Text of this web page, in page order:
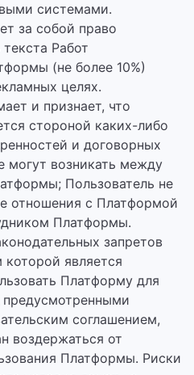
системами.
за собой право
Работ
(не более 10%)
целях.
и признает, что
стороной каких-либо
и договорных
могут возникать между
Пользователь не
отношения с Платформой
Платформы.
запретов
является
Платформу для
соглашением,
воздержаться от
Платформы. Риски